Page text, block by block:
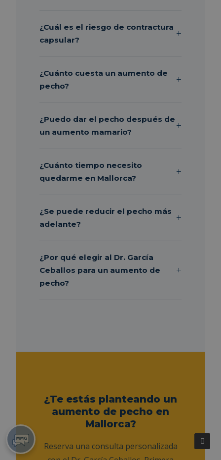
¿Cuál es el riesgo de contractura
capsular?
¿Cuánto cuesta un aumento de
pecho?
¿Puedo dar el pecho después de
un aumento mamario?
¿Cuánto tiempo necesito
quedarme en Mallorca?
¿Se puede reducir el pecho más
adelante?
¿Por qué elegir al Dr. García
Ceballos para un aumento de
pecho?
¿Te estás planteando un
aumento de pecho en
Mallorca?
Reserva una consulta personalizada